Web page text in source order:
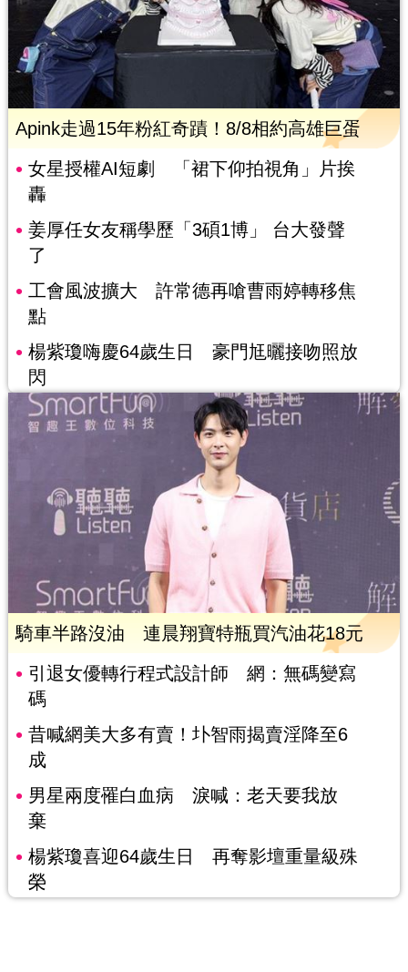
Apink走過15年粉紅奇蹟！8/8相約高雄巨蛋
女星授權AI短劇 「裙下仰拍視角」片挨
轟
姜厚任女友稱學歷「3碩1博」 台大發聲
了
工會風波擴大 許常德再嗆曹雨婷轉移焦
點
楊紫瓊嗨慶64歲生日 豪門尪曬接吻照放
閃
騎車半路沒油 連晨翔寶特瓶買汽油花18元
引退女優轉行程式設計師 網：無碼變寫
碼
昔喊網美大多有賣！圤智雨揭賣淫降至6
成
男星兩度罹白血病 淚喊：老天要我放
棄
楊紫瓊喜迎64歲生日 再奪影壇重量級殊
榮